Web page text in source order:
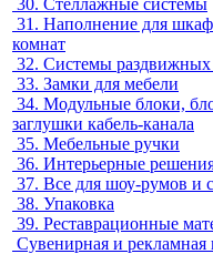
30. Стеллажные системы
31. Наполнение для
комнат
32. Системы раздвижных
33. Замки для мебели
34. Модульные блоки,
заглушки кабель-канала
35. Мебельные ручки
36. Интерьерные
37. Все для шоу-румов и
38. Упаковка
39. Реставрационные
Сувенирная и рекламная